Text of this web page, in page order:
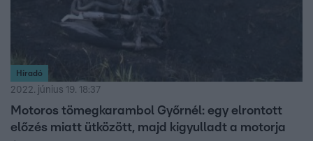
Híradó
2022. június 19. 18:37
Motoros tömegkarambol Győrnél: egy elrontott
előzés miatt ütközött, majd kigyulladt a motorja